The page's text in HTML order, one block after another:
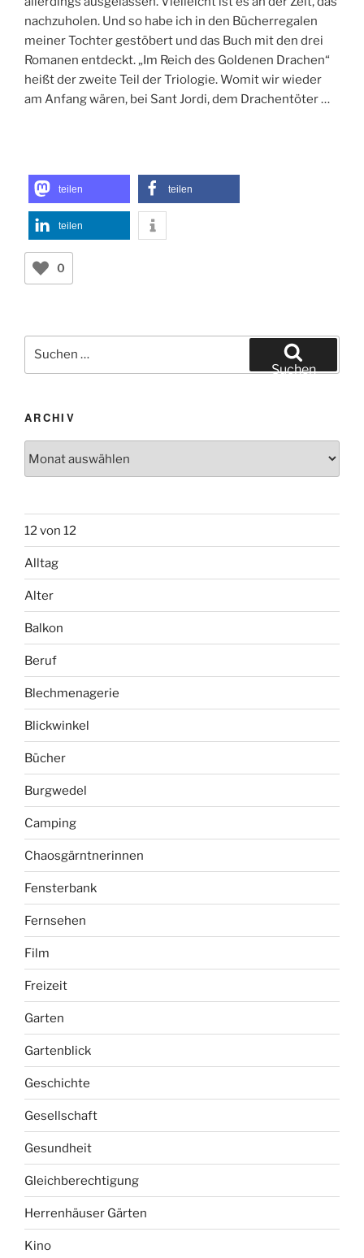
nachzuholen. Und so habe ich in den Bücherregalen
meiner Tochter gestöbert und das Buch mit den drei
Romanen entdeckt. „Im Reich des Goldenen Drachen“
heißt der zweite Teil der Triologie. Womit wir wieder
am Anfang wären, bei Sant Jordi, dem Drachentöter …
teilen teilen
teilen
0
Suchen
nach:
Suchen
ARCHIV
12 von 12
Alltag
Alter
Balkon
Beruf
Blechmenagerie
Blickwinkel
Bücher
Burgwedel
Camping
Chaosgärntnerinnen
Fensterbank
Fernsehen
Film
Freizeit
Garten
Gartenblick
Geschichte
Gesellschaft
Gesundheit
Gleichberechtigung
Herrenhäuser Gärten
Kino